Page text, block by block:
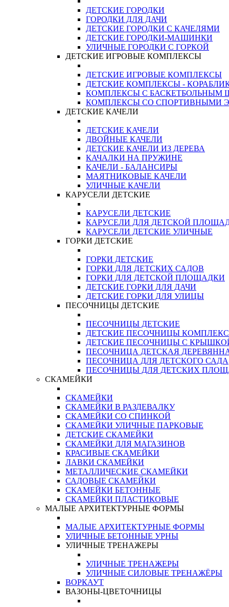
ДЕТСКИЕ ГОРОДКИ
ГОРОДКИ ДЛЯ ДАЧИ
ДЕТСКИЕ ГОРОДКИ С КАЧЕЛЯМИ
ДЕТСКИЕ ГОРОДКИ-МАШИНКИ
УЛИЧНЫЕ ГОРОДКИ С ГОРКОЙ
ДЕТСКИЕ ИГРОВЫЕ КОМПЛЕКСЫ
ДЕТСКИЕ ИГРОВЫЕ КОМПЛЕКСЫ
ДЕТСКИЕ КОМПЛЕКСЫ -
КОМПЛЕКСЫ С БАСКЕТБОЛЬНЫМ
КОМПЛЕКСЫ СО СПОРТИВНЫМИ
ДЕТСКИЕ КАЧЕЛИ
ДЕТСКИЕ КАЧЕЛИ
ДВОЙНЫЕ КАЧЕЛИ
ДЕТСКИЕ КАЧЕЛИ ИЗ ДЕРЕВА
КАЧАЛКИ НА ПРУЖИНЕ
КАЧЕЛИ - БАЛАНСИРЫ
МАЯТНИКОВЫЕ КАЧЕЛИ
УЛИЧНЫЕ КАЧЕЛИ
КАРУСЕЛИ ДЕТСКИЕ
КАРУСЕЛИ ДЕТСКИЕ
КАРУСЕЛИ ДЛЯ ДЕТСКОЙ
КАРУСЕЛИ ДЕТСКИЕ УЛИЧНЫЕ
ГОРКИ ДЕТСКИЕ
ГОРКИ ДЕТСКИЕ
ГОРКИ ДЛЯ ДЕТСКИХ САДОВ
ГОРКИ ДЛЯ ДЕТСКОЙ ПЛОЩАДКИ
ДЕТСКИЕ ГОРКИ ДЛЯ ДАЧИ
ДЕТСКИЕ ГОРКИ ДЛЯ УЛИЦЫ
ПЕСОЧНИЦЫ ДЕТСКИЕ
ПЕСОЧНИЦЫ ДЕТСКИЕ
ДЕТСКИЕ ПЕСОЧНИЦЫ
ДЕТСКИЕ ПЕСОЧНИЦЫ С
ПЕСОЧНИЦА ДЕТСКАЯ
ПЕСОЧНИЦА ДЛЯ ДЕТСКОГО САДА
ПЕСОЧНИЦЫ ДЛЯ ДЕТСКИХ
СКАМЕЙКИ
СКАМЕЙКИ
СКАМЕЙКИ В РАЗДЕВАЛКУ
СКАМЕЙКИ СО СПИНКОЙ
СКАМЕЙКИ УЛИЧНЫЕ ПАРКОВЫЕ
ДЕТСКИЕ СКАМЕЙКИ
СКАМЕЙКИ ДЛЯ МАГАЗИНОВ
КРАСИВЫЕ СКАМЕЙКИ
ЛАВКИ СКАМЕЙКИ
МЕТАЛЛИЧЕСКИЕ СКАМЕЙКИ
САДОВЫЕ СКАМЕЙКИ
СКАМЕЙКИ БЕТОННЫЕ
СКАМЕЙКИ ПЛАСТИКОВЫЕ
МАЛЫЕ АРХИТЕКТУРНЫЕ ФОРМЫ
МАЛЫЕ АРХИТЕКТУРНЫЕ ФОРМЫ
УЛИЧНЫЕ БЕТОННЫЕ УРНЫ
УЛИЧНЫЕ ТРЕНАЖЕРЫ
УЛИЧНЫЕ ТРЕНАЖЕРЫ
УЛИЧНЫЕ СИЛОВЫЕ ТРЕНАЖЁРЫ
ВОРКАУТ
ВАЗОНЫ-ЦВЕТОЧНИЦЫ